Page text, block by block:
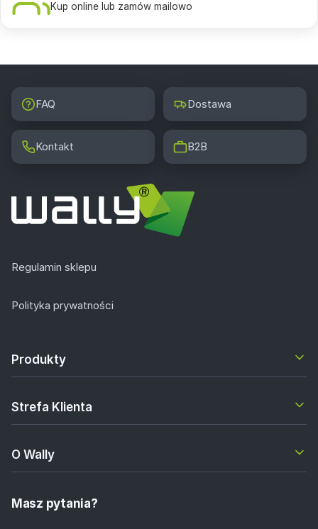
Kup online lub zamów mailowo
FAQ Dostawa
Kontakt B2B
Regulamin sklepu
Polityka prywatności
Produkty
Strefa Klienta
O Wally
Masz pytania?